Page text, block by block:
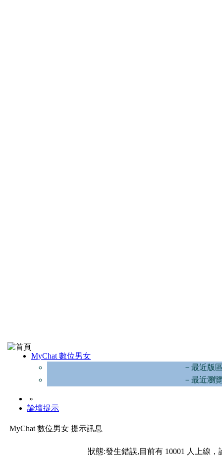
MyChat 數位男女
－最近版
－最近瀏
»
論壇提示
MyChat 數位男女 提示訊息
狀態:發生錯誤,目前有 10001 人上線